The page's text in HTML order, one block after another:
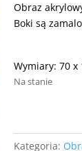
Obraz
Boki są
Wymiary: 70 x
Na stanie
-Kategoria: